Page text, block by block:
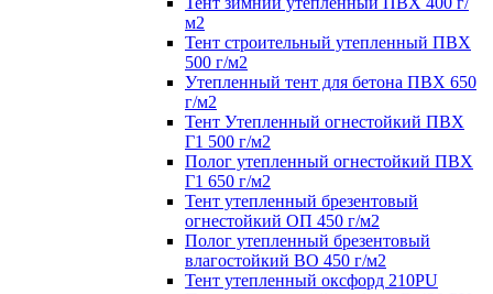
м2
Тент строительный утепленный ПВХ
500 г/м2
Утепленный тент для бетона ПВХ 650
г/м2
Тент Утепленный огнестойкий ПВХ
Г1 500 г/м2
Полог утепленный огнестойкий ПВХ
Г1 650 г/м2
Тент утепленный брезентовый
огнестойкий ОП 450 г/м2
Полог утепленный брезентовый
влагостойкий ВО 450 г/м2
Тент утепленный оксфорд 210PU